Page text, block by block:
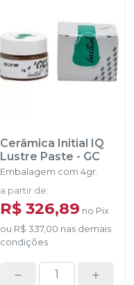
Cerâmica Initial IQ
Lustre Paste - GC
Embalagem com 4gr.
a partir de:
R$ 326,89 no Pix
ou R$ 337,00 nas demais
condições